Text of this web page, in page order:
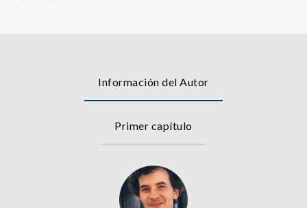
Información del Autor
Primer capítulo